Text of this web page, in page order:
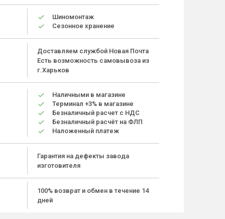
Шиномонтаж
Сезонное хранение
Доставляем службой Новая Почта
Есть возможность самовывоза из
г.Харьков
Наличными в магазине
Терминал +3% в магазине
Безналичный расчет с НДС
Безналичный расчёт на ФЛП
Наложенный платеж
Гарантия на дефекты завода
изготовителя
100% возврат и обмен в течение 14
дней